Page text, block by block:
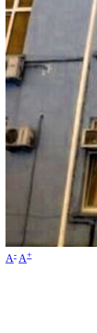
A- A+